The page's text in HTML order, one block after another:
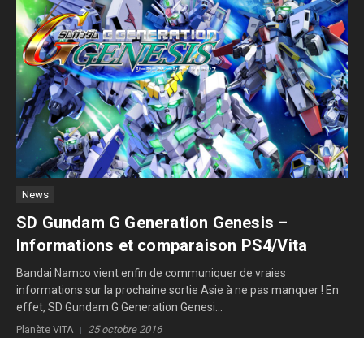
News
SD Gundam G Generation Genesis –
Informations et comparaison PS4/Vita
Bandai Namco vient enfin de communiquer de vraies
informations sur la prochaine sortie Asie à ne pas manquer ! En
effet, SD Gundam G Generation Genesi...
Planète VITA 25 octobre 2016